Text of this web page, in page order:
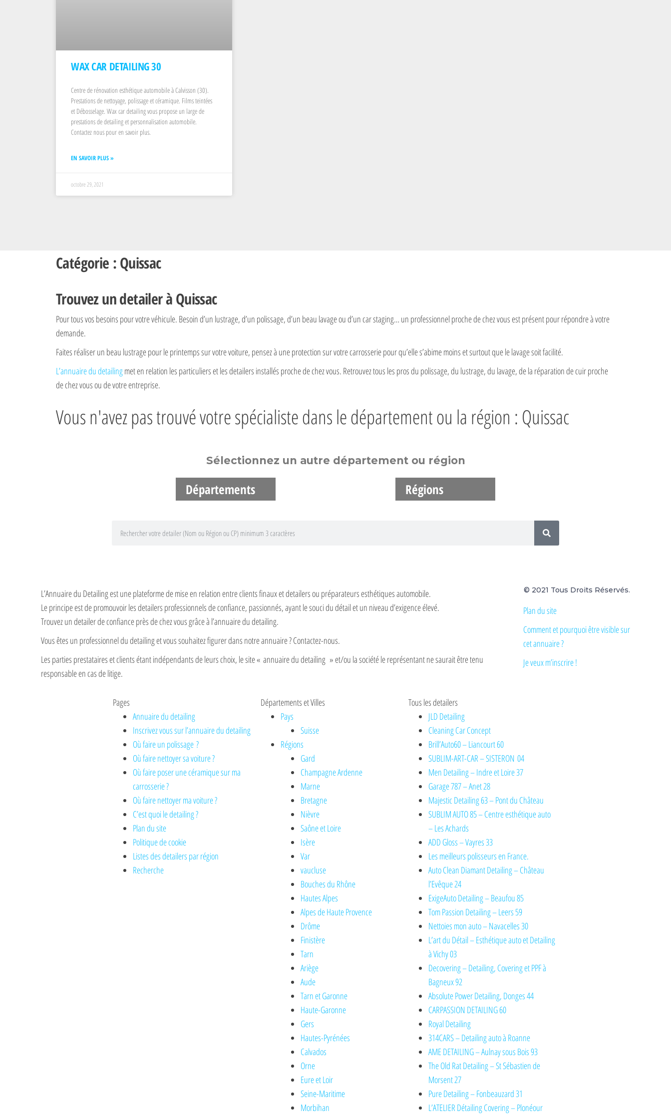
WAX CAR DETAILING 30
Centre de rénovation esthétique automobile à Calvisson (30).
Prestations de nettoyage, polissage et céramique. Films teintées
et Débosselage. Wax car detailing vous propose un large de
prestations de detailing et personnalisation automobile.
Contactez nous pour en savoir plus.
EN SAVOIR PLUS »
octobre 29, 2021
Catégorie : Quissac
Trouvez un detailer à Quissac
Pour tous vos besoins pour votre véhicule. Besoin d’un lustrage, d’un polissage, d’un beau lavage ou d’un car staging… un professionnel proche de chez vous est présent pour répondre à votre
demande.
Faites réaliser un beau lustrage pour le printemps sur votre voiture, pensez à une protection sur votre carrosserie pour qu’elle s’abime moins et surtout que le lavage soit facilité.
L’annuaire du detailingmet en relation les particuliers et les detailers installés proche de chez vous. Retrouvez tous les pros du polissage, du lustrage, du lavage, de la réparation de cuir proche
de chez vous ou de votre entreprise.
Vous n'avez pas trouvé votre spécialiste dans le département ou la région : Quissac
Sélectionnez un autre département ou région
Départements Régions
L’Annuaire du Detailing est une plateforme de mise en relation entre clients finaux et detailers ou préparateurs esthétiques automobile.
Le principe est de promouvoir les detailers professionnels de confiance, passionnés, ayant le souci du détail et un niveau d’exigence élevé.
Trouvez un detailer de confiance près de chez vous grâce à l’annuaire du detailing.
Vous êtes un professionnel du detailing et vous souhaitez figurer dans notre annuaire ? Contactez-nous.
Les parties prestataires et clients étant indépendants de leurs choix, le site « annuaire du detailing » et/ou la société le représentant ne saurait être tenu
responsable en cas de litige.
© 2021 Tous Droits Réservés.
Plan du site
Comment et pourquoi être visible sur
cet annuaire ?
Je veux m’inscrire !
Pages
Annuaire du detailing
Inscrivez vous sur l’annuaire du detailing
Où faire un polissage ?
Où faire nettoyer sa voiture ?
Où faire poser une céramique sur ma
carrosserie ?
Où faire nettoyer ma voiture ?
C’est quoi le detailing ?
Plan du site
Politique de cookie
Listes des detailers par région
Recherche
Départements et Villes
Pays
Suisse
Régions
Gard
Champagne Ardenne
Marne
Bretagne
Nièvre
Saône et Loire
Isère
Var
vaucluse
Bouches du Rhône
Hautes Alpes
Alpes de Haute Provence
Drôme
Finistère
Tarn
Ariège
Aude
Tarn et Garonne
Haute-Garonne
Gers
Hautes-Pyrénées
Calvados
Orne
Eure et Loir
Seine-Maritime
Morbihan
Tous les detailers
JLD Detailing
Cleaning Car Concept
Brill’Auto60 – Liancourt 60
SUBLIM-ART-CAR – SISTERON 04
Men Detailing – Indre et Loire 37
Garage 787 – Anet 28
Majestic Detailing 63 – Pont du Château
SUBLIM AUTO 85 – Centre esthétique auto
– Les Achards
ADD Gloss – Vayres 33
Les meilleurs polisseurs en France.
Auto Clean Diamant Detailing – Château
l’Evêque 24
ExigeAuto Detailing – Beaufou 85
Tom Passion Detailing – Leers 59
Nettoies mon auto – Navacelles 30
L’art du Détail – Esthétique auto et Detailing
à Vichy 03
Decovering – Detailing, Covering et PPF à
Bagneux 92
Absolute Power Detailing, Donges 44
CARPASSION DETAILING 60
Royal Detailing
314CARS – Detailing auto à Roanne
AME DETAILING – Aulnay sous Bois 93
The Old Rat Detailing – St Sébastien de
Morsent 27
Pure Detailing – Fonbeauzard 31
L’ATELIER Détailing Covering – Plonéour